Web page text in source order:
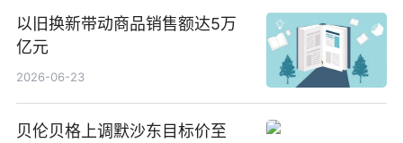
以旧换新带动商品销售额达5万
亿元
2026-06-23
贝伦贝格上调默沙东目标价至